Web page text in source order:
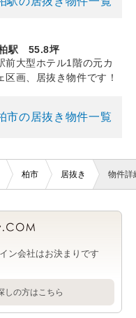
駅 55.8坪
前大型ホテル1階の元カ
区画、居抜き物件です！
市の居抜き物件一覧
柏市 居抜き 物件詳
ン会社はお決まりです
しの方はこちら